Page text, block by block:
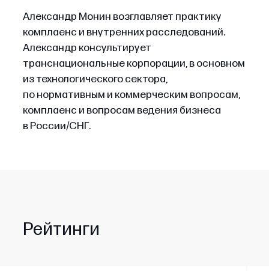
Александр Монин возглавляет практику
комплаенс и внутренних расследований.
Александр консультирует
транснациональные корпорации, в основном
из технологического сектора,
по нормативным и коммерческим вопросам,
комплаенс и вопросам ведения бизнеса
в России/СНГ.
Рейтинги